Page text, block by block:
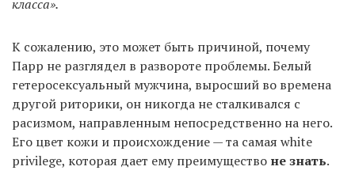
класса».
К сожалению, это может быть причиной, почему
Парр не разглядел в развороте проблемы. Белый
гетеросексуальный мужчина, выросший во времена
другой риторики, он никогда не сталкивался с
расизмом, направленным непосредственно на него.
Его цвет кожи и происхождение — та самая white
privilege, которая дает ему преимущество не знать.